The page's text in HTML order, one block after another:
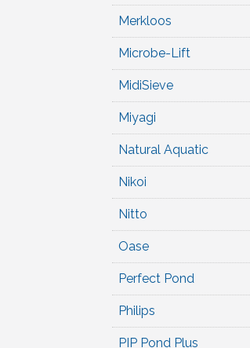
Merkloos
Microbe-Lift
MidiSieve
Miyagi
Natural Aquatic
Nikoi
Nitto
Oase
Perfect Pond
Philips
PIP Pond Plus